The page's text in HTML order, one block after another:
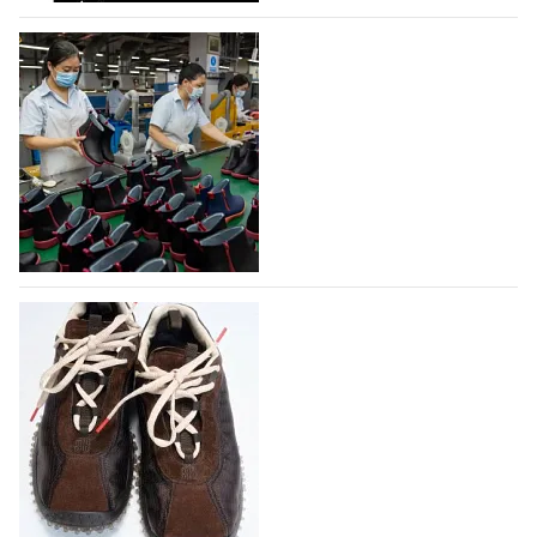
07.08.2026 186
На платформе Lamoda - новый раздел и
условия продвижения локальных
дизайнерских марок
Российский маркетплейс Lamoda решил обновить
раздел для продажи продукции локальных
дизайнерских марок одежды, обуви и аксессуаров.
Бренды также получат маркетинговую…
06.08.2026 425
Объем мирового производства обуви в
2025 году практически не увеличился
В 2025 году мировое производство обуви
практически не изменилось, зафиксировав
незначительный рост на 0,1% до 24,6 млрд пар, -
данные опубликованы в аналитическом вестнике
«Всемирный ежегодник обуви 2026», Португальской